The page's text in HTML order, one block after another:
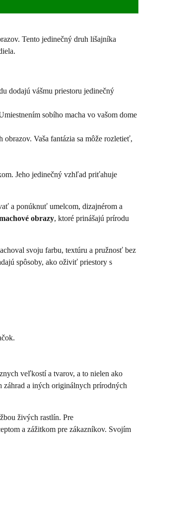
Tento jedinečný druh lišajníka
dodajú vášmu priestoru jedinečný
sobího macha vo vašom dome
Vaša fantázia sa môže rozletieť,
Jeho jedinečný vzhľad priťahuje
a ponúknuť umelcom, dizajnérom a
obrazy, ktoré prinášajú prírodu
svoju farbu, textúru a pružnosť bez
spôsoby, ako oživiť priestory s
veľkostí a tvarov, a to nielen ako
záhrad a iných originálnych prírodných
živých rastlín. Pre
a zážitkom pre zákazníkov. Svojím